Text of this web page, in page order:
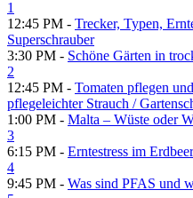
1
12:45 PM - Trecker, Typen,
Superschrauber
3:30 PM - Schöne Gärten in
2
12:45 PM - Tomaten pflegen
pflegeleichter Strauch /​
1:00 PM - Malta – Wüste oder
3
6:15 PM - Erntestress im
4
9:45 PM - Was sind PFAS und